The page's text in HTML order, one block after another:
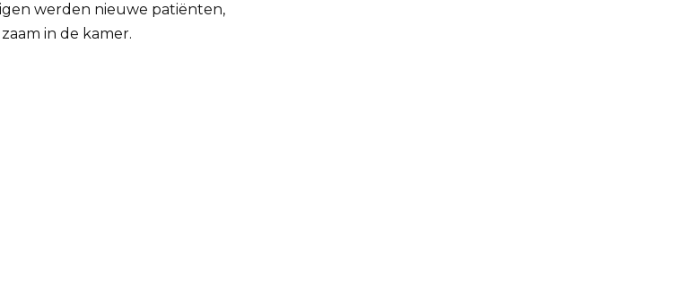
werden nieuwe patiënten,
in de kamer.